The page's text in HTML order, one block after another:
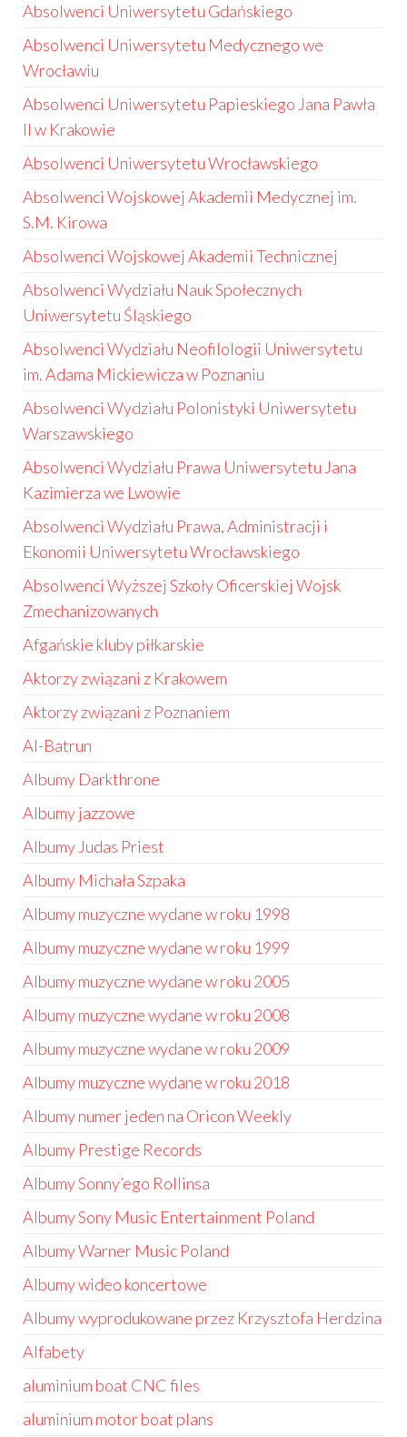
Absolwenci Uniwersytetu Gdańskiego
Absolwenci Uniwersytetu Medycznego we
Wrocławiu
Absolwenci Uniwersytetu Papieskiego Jana Pawła
II w Krakowie
Absolwenci Uniwersytetu Wrocławskiego
Absolwenci Wojskowej Akademii Medycznej im.
S.M. Kirowa
Absolwenci Wojskowej Akademii Technicznej
Absolwenci Wydziału Nauk Społecznych
Uniwersytetu Śląskiego
Absolwenci Wydziału Neofilologii Uniwersytetu
im. Adama Mickiewicza w Poznaniu
Absolwenci Wydziału Polonistyki Uniwersytetu
Warszawskiego
Absolwenci Wydziału Prawa Uniwersytetu Jana
Kazimierza we Lwowie
Absolwenci Wydziału Prawa, Administracji i
Ekonomii Uniwersytetu Wrocławskiego
Absolwenci Wyższej Szkoły Oficerskiej Wojsk
Zmechanizowanych
Afgańskie kluby piłkarskie
Aktorzy związani z Krakowem
Aktorzy związani z Poznaniem
Al-Batrun
Albumy Darkthrone
Albumy jazzowe
Albumy Judas Priest
Albumy Michała Szpaka
Albumy muzyczne wydane w roku 1998
Albumy muzyczne wydane w roku 1999
Albumy muzyczne wydane w roku 2005
Albumy muzyczne wydane w roku 2008
Albumy muzyczne wydane w roku 2009
Albumy muzyczne wydane w roku 2018
Albumy numer jeden na Oricon Weekly
Albumy Prestige Records
Albumy Sonny’ego Rollinsa
Albumy Sony Music Entertainment Poland
Albumy Warner Music Poland
Albumy wideo koncertowe
Albumy wyprodukowane przez Krzysztofa Herdzina
Alfabety
aluminium boat CNC files
aluminium motor boat plans